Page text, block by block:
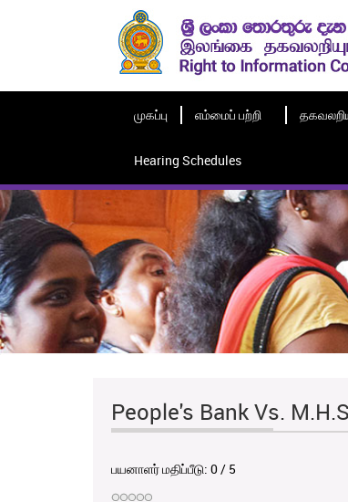
முகப்பு எம்மைப் பற்றி
Hearing Schedules
People's Bank Vs.
பயனாளர் மதிப்பீடு: 0/ 5